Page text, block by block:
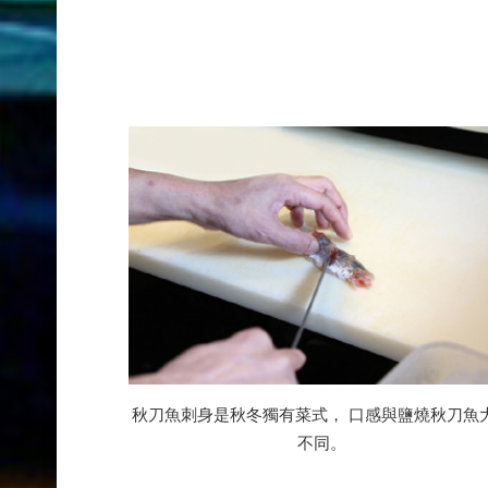
秋刀魚刺身是秋冬獨有菜式， 口感與鹽燒秋刀魚
不同。